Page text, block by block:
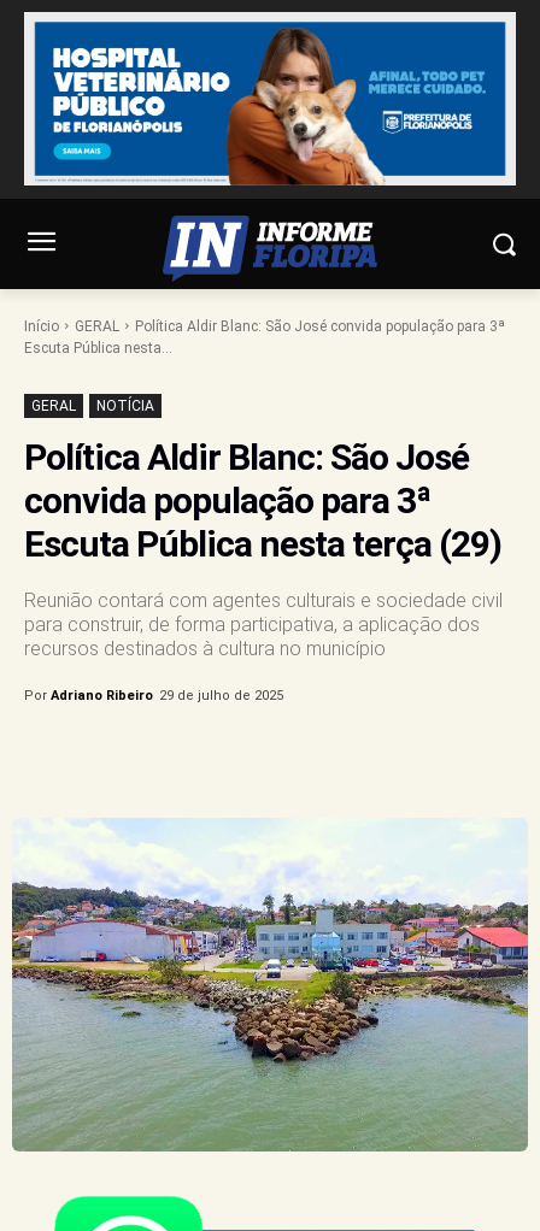
Início GERAL
Política Aldir Blanc: São José convida população para 3ª
Escuta Pública nesta...
GERAL NOTÍCIA
Política Aldir Blanc: São José
convida população para 3ª
Escuta Pública nesta terça (29)
Reunião contará com agentes culturais e sociedade civil
para construir, de forma participativa, a aplicação dos
recursos destinados à cultura no município
Por Adriano Ribeiro 29 de julho de 2025